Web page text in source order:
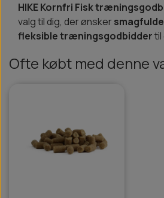
HIKE Kornfri Fisk
valg til dig, der ønsker
fleksible træningsgodbiddertil
Ofte købt med denne